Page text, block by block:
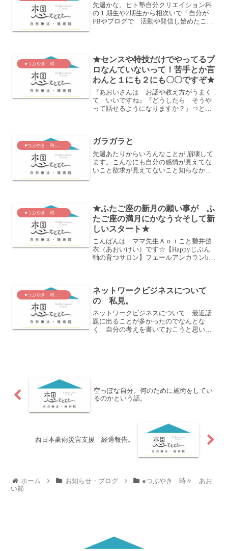
先週かな。ヒト塾自分クリエイション科
の１期生や2期生から相次いで「自分が
FBやブログで 活動や発信し始めたこと
てきたときには「まあ...
★センスや特技だけでやってるプ
ロなんていないって！苦手とか言
わんと１にも２にも〇〇ですぞ★
『あおいさんは お話や教え方がうまく
て いいですね』『どうしたら そうや
って話せるようになりますか？』⇒とに
●つぶやき 時々 あおい節 ガラガラと
先週あたりからいろんなことが 崩壊して
ます。こんなにも自分の感情が見えてな
いこと欲求が見えてないこと知らなかっ
じ。言葉でまとめて...
★ふたご座の新月の願い事が ふ
たご座の満月にかなう☆そして新
しいスタート★
こんばんは ママ先生Ａｏｉこと碧井啓
衣（あおいけい）です☆【Happyじぶん
軸の育つサロン】フェールアンカランby
ネットワークビジネスについて
の 私見。
ネットワークビジネスについて 最近話
題に出ることが多かったのでなんとな
く 自分の考えを書いておこうと思いま
空っぽな自分。何のために施術をしてい
るのかという話。
西日本豪雨災害支援 経過報告。
ホーム お知らせ・ブログ
●つぶやき 時々 あお
い節